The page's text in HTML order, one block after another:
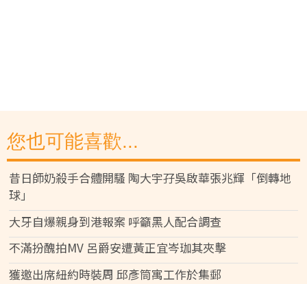
您也可能喜歡...
昔日師奶殺手合體開騷 陶大宇孖吳啟華張兆輝「倒轉地
球」
大牙自爆親身到港報案 呼籲黑人配合調查
不滿扮醜拍MV 呂爵安遭黃正宜岑珈其夾擊
獲邀出席紐約時裝周 邱彥筒寓工作於集郵